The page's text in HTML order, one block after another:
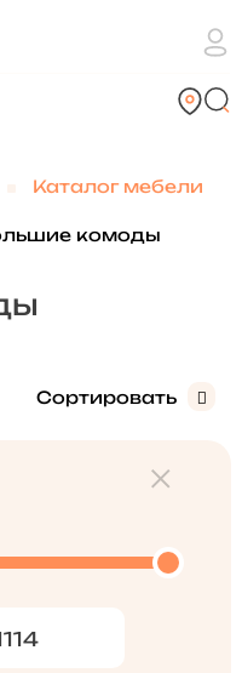
Каталог мебели
комоды
Сортировать